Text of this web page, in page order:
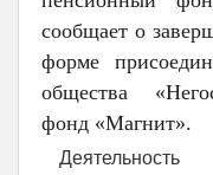
сообщает о
форме
общества
фонд «Магнит».